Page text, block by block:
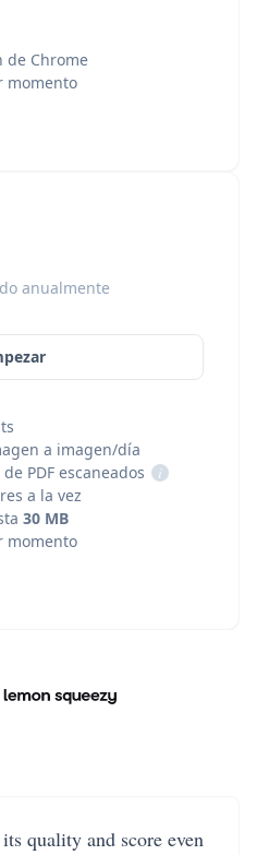
anualmente
a imagen/día
PDF escaneados
i
a la vez
30 MB
momento
de Chrome
momento
quality and score even